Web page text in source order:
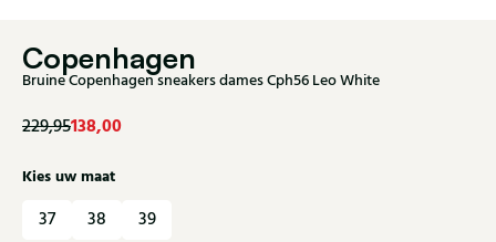
Copenhagen
Bruine Copenhagen sneakers dames Cph56 Leo White
229,95138,00
Kies uw maat
37 38 39